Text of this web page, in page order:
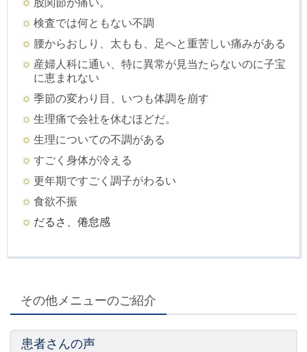
股関節が痛い。
検査では何ともない不調
腰からおしり、太もも、足へと重苦しい痛みがある
産婦人科に通い、特に異常が見当たらないのに子宝
に恵まれない
季節の変わり目、いつも体調を崩す
生理痛で会社を休むほどだ。
生理についての不調がある
すごく身体が冷える
更年期ですごく調子がわるい
食欲不振
だるさ、倦怠感
その他メニューのご紹介
患者さんの声